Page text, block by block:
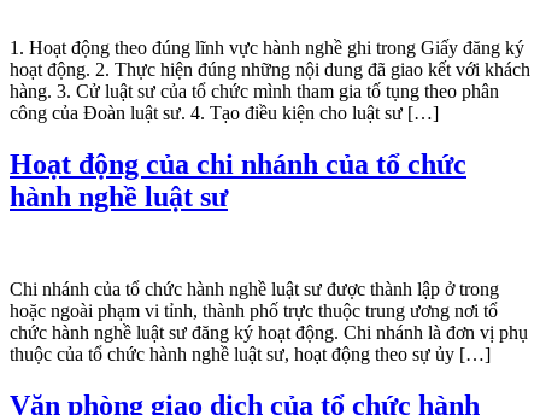
1. Hoạt động theo đúng lĩnh vực hành nghề ghi trong Giấy đăng ký
hoạt động. 2. Thực hiện đúng những nội dung đã giao kết với khách
hàng. 3. Cử luật sư của tổ chức mình tham gia tố tụng theo phân
công của Đoàn luật sư. 4. Tạo điều kiện cho luật sư […]
Hoạt động của chi nhánh của tổ chức
hành nghề luật sư
Chi nhánh của tổ chức hành nghề luật sư được thành lập ở trong
hoặc ngoài phạm vi tỉnh, thành phố trực thuộc trung ương nơi tổ
chức hành nghề luật sư đăng ký hoạt động. Chi nhánh là đơn vị phụ
thuộc của tổ chức hành nghề luật sư, hoạt động theo sự ủy […]
Văn phòng giao dịch của tổ chức hành